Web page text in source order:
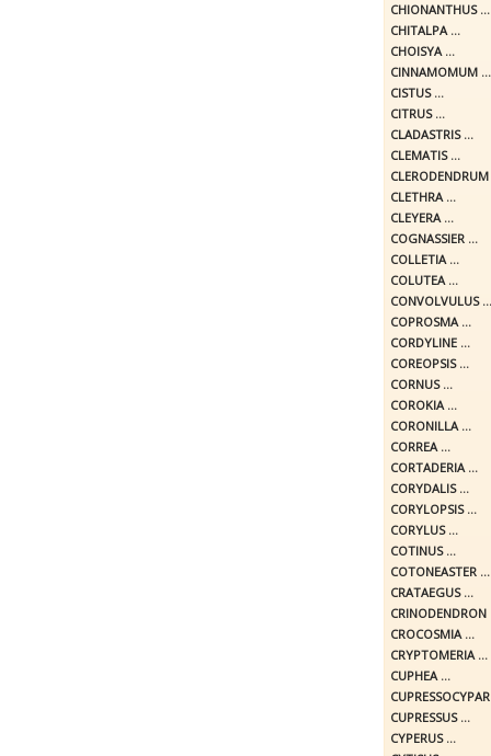
CHIONANTHUS ...
CHITALPA ...
CHOISYA ...
CINNAMOMUM ...
CISTUS ...
CITRUS ...
CLADASTRIS ...
CLEMATIS ...
CLETHRA ...
CLEYERA ...
COGNASSIER ...
COLLETIA ...
COLUTEA ...
CONVOLVULUS ...
COPROSMA ...
CORDYLINE ...
COREOPSIS ...
CORNUS ...
COROKIA ...
CORONILLA ...
CORREA ...
CORTADERIA ...
CORYDALIS ...
CORYLOPSIS ...
CORYLUS ...
COTINUS ...
COTONEASTER ...
CRATAEGUS ...
CRINODENDRON
CROCOSMIA ...
CRYPTOMERIA ...
CUPHEA ...
CUPRESSUS ...
CYPERUS ...